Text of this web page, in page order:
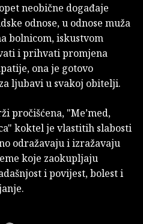
neobične događaje
odno­­se, u odnose muža
bolnicom, iskustvom
i prihvati promjena
ona je gotovo
ljubavi u svakoj obitelji.
pročišćena, "Me’med,
koktel je vlastitih slabosti
odražavaju i izražavaju
koje zaokupljaju
i povijest, bolest i